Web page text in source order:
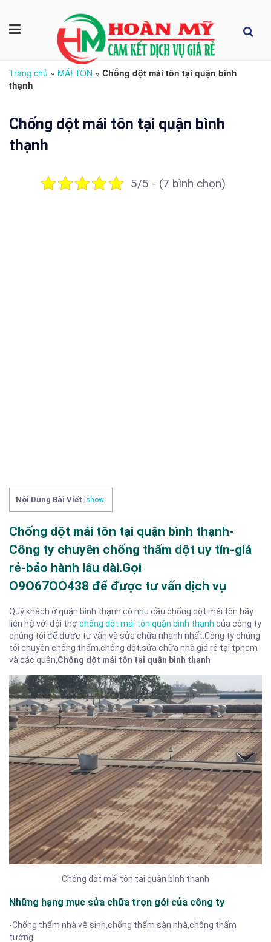
Trang chủ » MÁI TÔN » Chống dột mái tôn tại quận bình
thạnh
Chống dột mái tôn tại quận bình
thạnh
5/5 - (7 bình chọn)
Nội Dung Bài Viết show
Chống dột mái tôn tại quận bình thạnh-
Công ty chuyên chống thấm dột uy tín-giá
rẻ-bảo hành lâu dài.Gọi
O9O67OO438 để được tư vấn dịch vụ
Quý khách ở quận bình thạnh có nhu cầu chống dột mái tôn hãy
liên hệ với đội thợchống dột mái tôn quận bình thạnh của công ty
chúng tôi để được tư vấn và sửa chữa nhanh nhất.Công ty chúng
tôi chuyên chống thấm,chống dột,sửa chữa nhà giá rẻ tại tphcm
và các quận,Chống dột mái tôn tại quận bình thạnh
Chống dột mái tôn tại quận bình thạnh
Những hạng mục sửa chữa trọn gói của công ty
-Chống thấm nhà vệ sinh,chống thấm sàn nhà,chống thấm
tường